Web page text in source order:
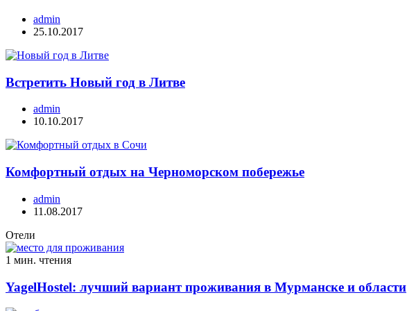
admin
25.10.2017
Встретить Новый год в Литве
admin
10.10.2017
Комфортный отдых на Черноморском побережье
admin
11.08.2017
Отели
1 мин. чтения
YagelHostel: лучший вариант проживания в Мурманске и области